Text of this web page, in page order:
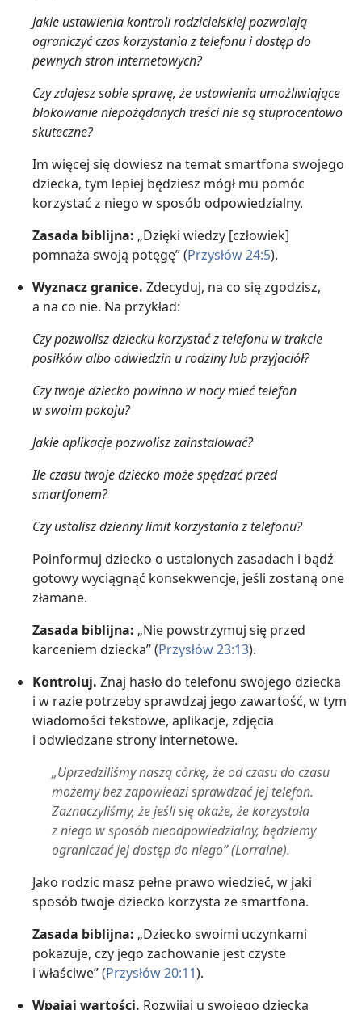
Jakie ustawienia kontroli rodzicielskiej pozwalają
ograniczyć czas korzystania z telefonu i dostęp do
pewnych stron internetowych?
Czy zdajesz sobie sprawę, że ustawienia umożliwiające
blokowanie niepożądanych treści nie są stuprocentowo
skuteczne?
Im więcej się dowiesz na temat smartfona swojego
dziecka, tym lepiej będziesz mógł mu pomóc
korzystać z niego w sposób odpowiedzialny.
Zasada biblijna: „Dzięki wiedzy [człowiek]
pomnaża swoją potęgę” (Przysłów 24:5).
Wyznacz granice. Zdecyduj, na co się zgodzisz,
a na co nie. Na przykład:
Czy pozwolisz dziecku korzystać z telefonu w trakcie
posiłków albo odwiedzin u rodziny lub przyjaciół?
Czy twoje dziecko powinno w nocy mieć telefon
w swoim pokoju?
Jakie aplikacje pozwolisz zainstalować?
Ile czasu twoje dziecko może spędzać przed
smartfonem?
Czy ustalisz dzienny limit korzystania z telefonu?
Poinformuj dziecko o ustalonych zasadach i bądź
gotowy wyciągnąć konsekwencje, jeśli zostaną one
złamane.
Zasada biblijna: „Nie powstrzymuj się przed
karceniem dziecka” (Przysłów 23:13).
Kontroluj. Znaj hasło do telefonu swojego dziecka
i w razie potrzeby sprawdzaj jego zawartość, w tym
wiadomości tekstowe, aplikacje, zdjęcia
i odwiedzane strony internetowe.
„Uprzedziliśmy naszą córkę, że od czasu do czasu
możemy bez zapowiedzi sprawdzać jej telefon.
Zaznaczyliśmy, że jeśli się okaże, że korzystała
z niego w sposób nieodpowiedzialny, będziemy
ograniczać jej dostęp do niego” (Lorraine).
Jako rodzic masz pełne prawo wiedzieć, w jaki
sposób twoje dziecko korzysta ze smartfona.
Zasada biblijna: „Dziecko swoimi uczynkami
pokazuje, czy jego zachowanie jest czyste
i właściwe” (Przysłów 20:11).
Wpajaj wartości. Rozwijaj u swojego dziecka